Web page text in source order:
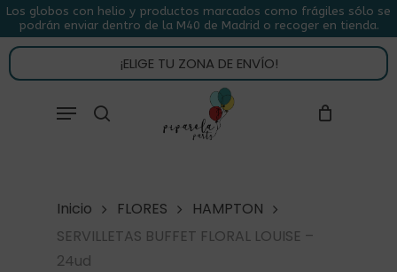
Skip
to
main
content
Los globos con helio y productos marcados como frágiles sólo se
podrán enviar dentro de la M40 de Madrid o recoger en tienda.
¡ELIGE TU ZONA DE ENVÍO!
Menu
CARRITO CLOSE
CART
Inicio FLORES
HAMPTON
SERVILLETAS BUFFET FLORAL LOUISE –
24ud
Menu